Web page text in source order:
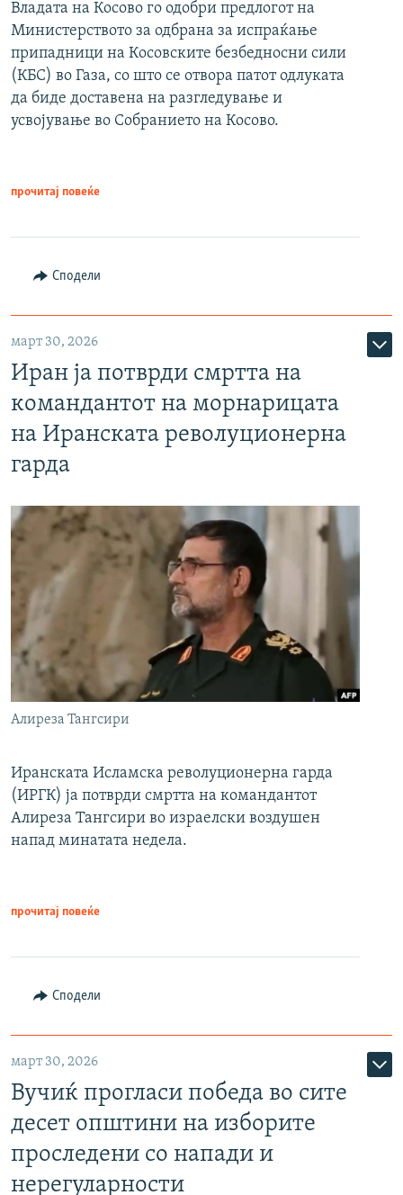
Владата на Косово го одобри предлогот на
Министерството за одбрана за испраќање
припадници на Косовските безбедносни сили
(КБС) во Газа, со што се отвора патот одлуката
да биде доставена на разгледување и
усвојување во Собранието на Косово.
прочитај повеќе
Сподели
март 30, 2026
Иран ја потврди смртта на
командантот на морнарицата
на Иранската револуционерна
гарда
Алиреза Тангсири
Иранската Исламска револуционерна гарда
(ИРГК) ја потврди смртта на командантот
Алиреза Тангсири во израелски воздушен
напад минатата недела.
прочитај повеќе
Сподели
март 30, 2026
Вучиќ прогласи победа во сите
десет општини на изборите
проследени со напади и
нерегуларности